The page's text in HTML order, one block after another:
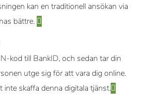
kan en traditionell ansökan via
bättre.
kod till BankID, och sedan tar din
utge sig för att vara dig online.
inte skaffa denna digitala tjänst.